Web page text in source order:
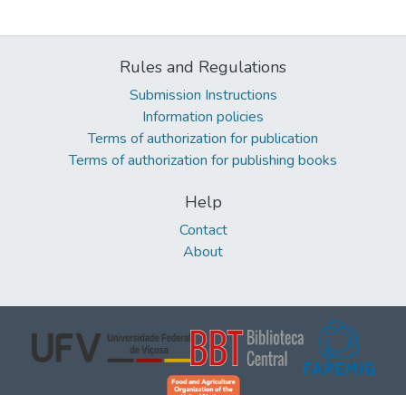
Rules and Regulations
Submission Instructions
Information policies
Terms of authorization for publication
Terms of authorization for publishing books
Help
Contact
About